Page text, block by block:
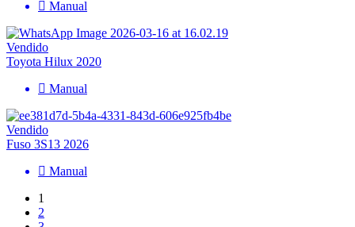
Manual
Vendido
Toyota Hilux 2020
Manual
Vendido
Fuso 3S13 2026
Manual
1
2